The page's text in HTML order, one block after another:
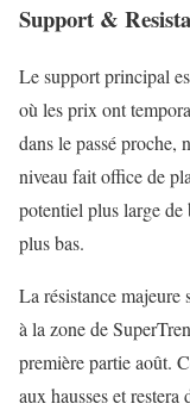
Support &
Le support principal
où les prix ont
dans le passé
niveau fait office de
potentiel plus large de
plus bas.
La résistance
à la zone de
première partie août.
aux hausses et